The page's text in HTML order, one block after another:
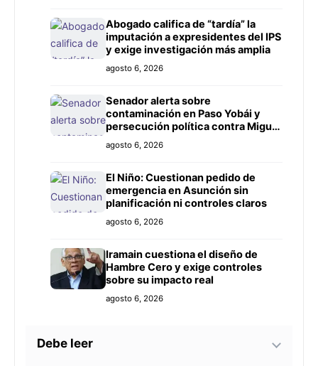
Abogado califica de “tardía” la
imputación a expresidentes del IPS
y exige investigación más amplia
agosto 6, 2026
Senador alerta sobre
contaminación en Paso Yobái y
persecución política contra Miguel
Prieto
agosto 6, 2026
El Niño: Cuestionan pedido de
emergencia en Asunción sin
planificación ni controles claros
agosto 6, 2026
Iramain cuestiona el diseño de
Hambre Cero y exige controles
sobre su impacto real
agosto 6, 2026
Debe leer